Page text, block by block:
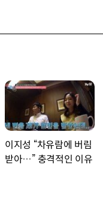
이지성 “차유람에 버림
받아…” 충격적인 이유